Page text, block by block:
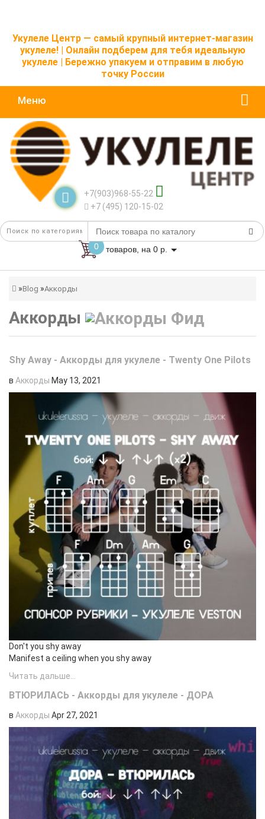
Укулеле Центр — самый крупный интернет-магазин
укулеле! | Онлайн подберем для тебя идеальную
укулеле | Бережно упакуем и отправим в любую
точку России
Меню
+7(903)968-55-22
+7 (495) 120-15-02
0 товаров, на 0 р.
Blog Аккорды
Аккорды
Shy Away - Аккорды для укулеле - Twenty One Pilots
в Аккорды May 13, 2021
Don't you shy away
Manifest a ceiling when you shy away
Читать дальше...
ВТЮРИЛАСЬ - Аккорды для укулеле - ДОРА
в Аккорды Apr 27, 2021